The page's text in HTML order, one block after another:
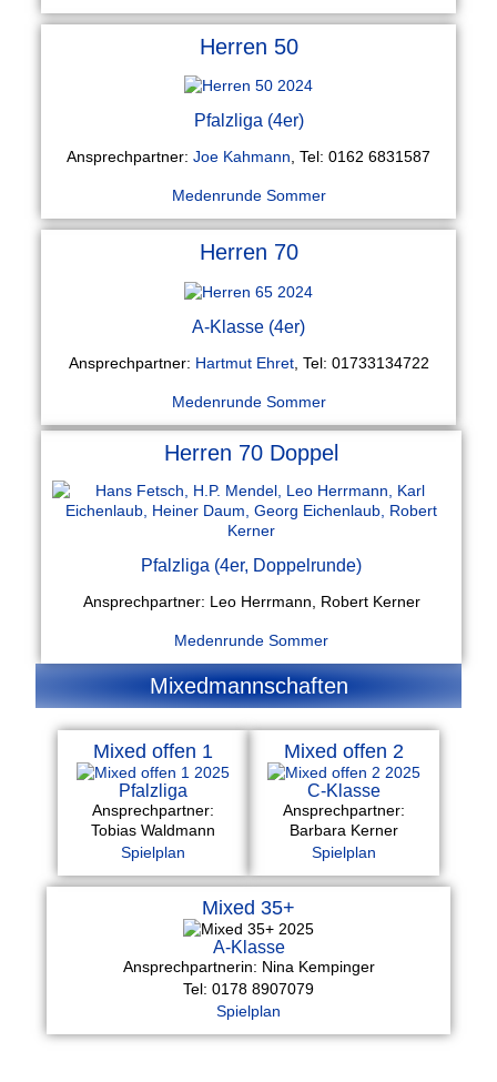
Herren 50
Pfalzliga (4er)
Ansprechpartner: Joe Kahmann, Tel: 0162 6831587
Medenrunde Sommer
Herren 70
A-Klasse (4er)
Ansprechpartner: Hartmut Ehret, Tel: 01733134722
Medenrunde Sommer
Herren 70 Doppel
Pfalzliga (4er, Doppelrunde)
Ansprechpartner: Leo Herrmann, Robert Kerner
Medenrunde Sommer
Mixedmannschaften
Mixed offen 1
Pfalzliga
Ansprechpartner:
Tobias Waldmann
Spielplan
Mixed offen 2
C-Klasse
Ansprechpartner:
Barbara Kerner
Spielplan
Mixed 35+
A-Klasse
Ansprechpartnerin: Nina Kempinger
Tel: 0178 8907079
Spielplan